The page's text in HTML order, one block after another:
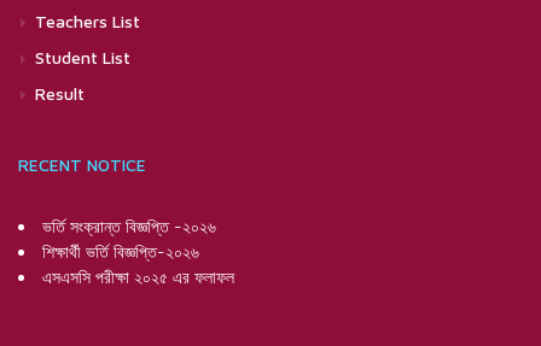
Teachers List
Student List
Result
RECENT NOTICE
ভর্তি সংক্রান্ত বিজ্ঞপ্তি -২০২৬
শিক্ষার্থী ভর্তি বিজ্ঞপ্তি-২০২৬
এসএসসি পরীক্ষা ২০২৫ এর ফলাফল